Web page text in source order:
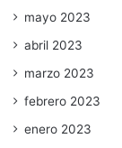
mayo 2023
abril 2023
marzo 2023
febrero 2023
enero 2023